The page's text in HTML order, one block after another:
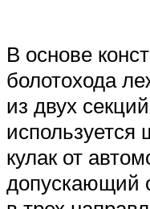
В основе
болотохода
из двух
используется
кулак от
допускающий